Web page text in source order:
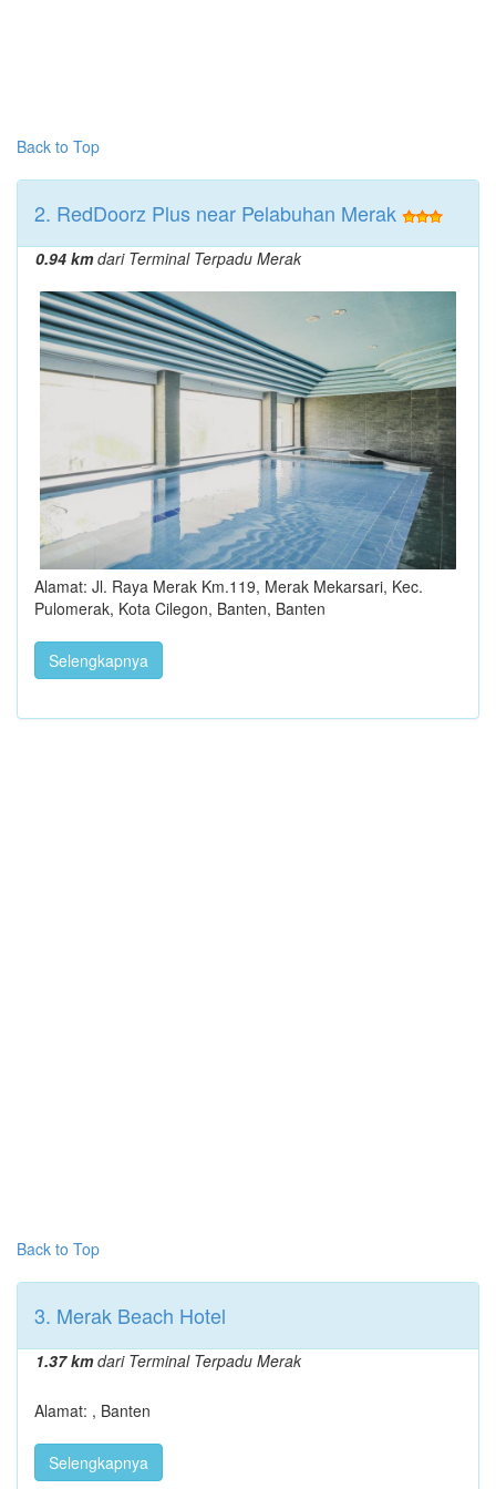
Back to Top
2. RedDoorz Plus near Pelabuhan Merak
0.94 kmdari Terminal Terpadu Merak
Alamat: Jl. Raya Merak Km.119, Merak Mekarsari, Kec.
Pulomerak, Kota Cilegon, Banten, Banten
Selengkapnya
Back to Top
3. Merak Beach Hotel
1.37 kmdari Terminal Terpadu Merak
Alamat: , Banten
Selengkapnya